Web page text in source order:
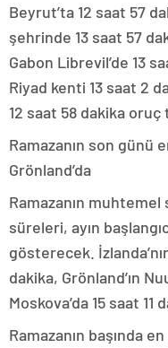
Beyrut’ta 12 saat 57
şehrinde 13 saat 57
Gabon Librevil’de 13
Riyad kenti 13 saat 2
12 saat 58 dakika oruç
Ramazanın son günü
Grönland’da
Ramazanın
süreleri, ayın
gösterecek.
dakika, Grönland’ın
Moskova’da 15 saat
Ramazanın başında